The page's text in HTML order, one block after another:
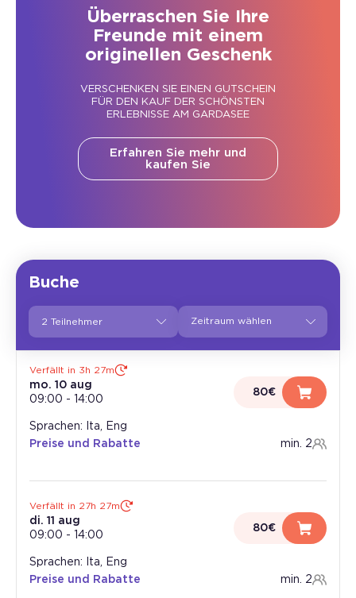
Überraschen Sie Ihre
Freunde mit einem
originellen Geschenk
VERSCHENKEN SIE EINEN GUTSCHEIN
FÜR DEN KAUF DER SCHÖNSTEN
ERLEBNISSE AM GARDASEE
Erfahren Sie mehr und
kaufen Sie
Buche
2 Teilnehmer
Verfällt in 3h 27m
mo. 10 aug
09:00 - 14:00
80€
Sprachen: Ita, Eng
Preise und Rabatte
min. 2
Verfällt in 27h 27m
di. 11 aug
09:00 - 14:00
80€
Sprachen: Ita, Eng
Preise und Rabatte
min. 2